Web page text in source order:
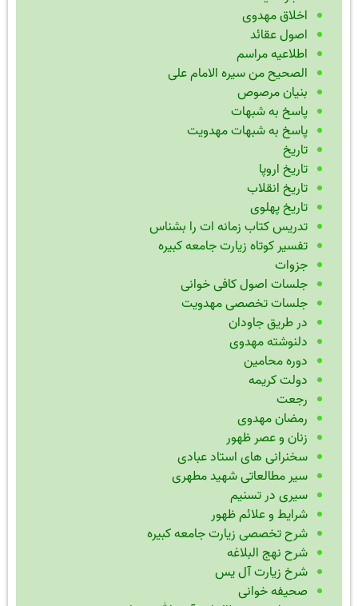
اخلاق مهدوی
اصول عقائد
اطلاعیه مراسم
الصحیح من سیره الامام علی
بنیان مرصوص
پاسخ به شبهات
پاسخ به شبهات مهدویت
تاریخ
تاریخ اروپا
تاریخ انقلاب
تاریخ پهلوی
تدریس کتاب زمانه ات را بشناس
تفسیر کوتاه زیارت جامعه کبیره
جزوات
جلسات اصول کافی خوانی
جلسات تخصصی مهدویت
در طریق جاودان
دلنوشته مهدوی
دوره محامین
دولت کریمه
رجعت
رمضان مهدوی
زنان و عصر ظهور
سخنرانی های استاد عبادی
سیر مطالعاتی شهید مطهری
سیری در تسنیم
شرایط و علائم ظهور
شرح تخصصی زیارت جامعه کبیره
شرح نهج البلاغه
شرخ زیارت آل یس
صحیفه خوانی